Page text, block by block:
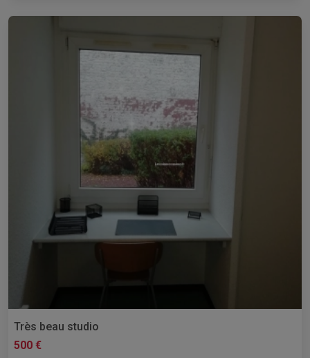
Très beau studio
500 €